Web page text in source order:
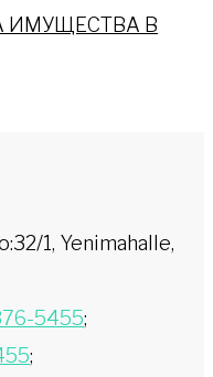
ИМУЩЕСТВА В
1, Yenimahalle,
5455;
;